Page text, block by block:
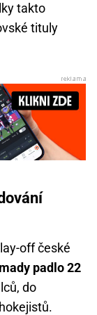
takto
tituly
off české
padlo 22
do